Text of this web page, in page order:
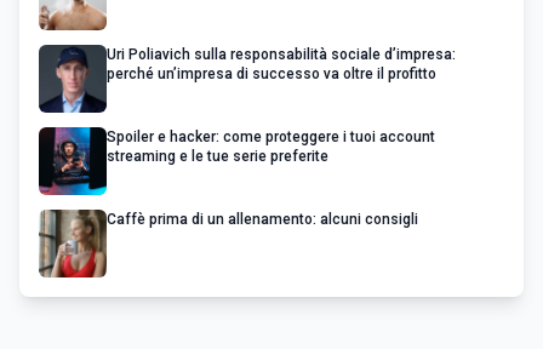
Uri Poliavich sulla responsabilità sociale d’impresa:
perché un’impresa di successo va oltre il profitto
Spoiler e hacker: come proteggere i tuoi account
streaming e le tue serie preferite
Caffè prima di un allenamento: alcuni consigli